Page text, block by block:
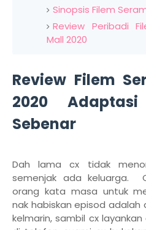
Sinopsis Filem
Review Peribadi
Mall 2020
Review Filem
2020
Sebenar
Dah lama cx tidak
semenjak ada keluarga.
orang kata masa untuk
nak habiskan episod
kelmarin, sambil cx